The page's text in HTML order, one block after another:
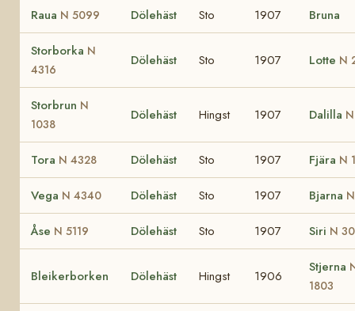
Raua N 5099 Dölehäst Sto 1907 Bruna
Storborka N
4316
Dölehäst Sto 1907 Lotte N
Storbrun N
1038
Dölehäst Hingst 1907 Dalilla
Tora N 4328 Dölehäst Sto 1907 Fjära N
Vega N 4340 Dölehäst Sto 1907 Bjarna
Åse N 5119 Dölehäst Sto 1907 Siri N
Bleikerborken Dölehäst Hingst 1906
Stjerna
1803